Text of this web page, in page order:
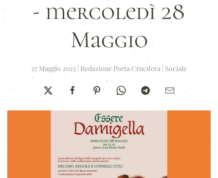
- mercoledì 28
Maggio
27 Maggio 2025 | Redazione Porta Crucifera | Sociale